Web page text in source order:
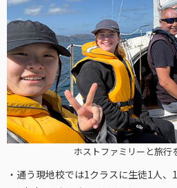
ホストファミリーと旅行
・通う現地校では1クラスに生徒1人